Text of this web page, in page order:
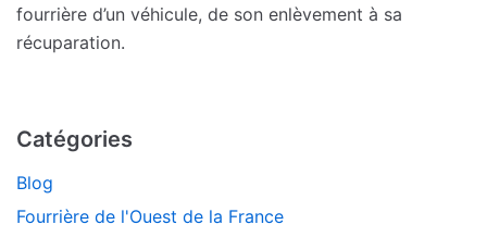
fourrière d’un véhicule, de son enlèvement à sa
récuparation.
Catégories
Blog
Fourrière de l'Ouest de la France